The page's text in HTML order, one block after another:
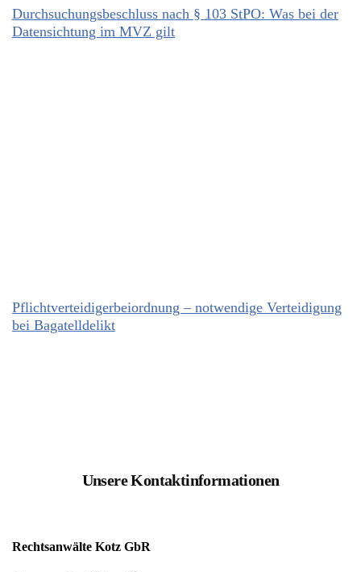
Durchsuchungsbeschluss nach § 103 StPO: Was bei der
Datensichtung im MVZ gilt
Pflichtverteidigerbeiordnung – notwendige Verteidigung
bei Bagatelldelikt
Unsere Kontaktinformationen
Rechtsanwälte Kotz GbR